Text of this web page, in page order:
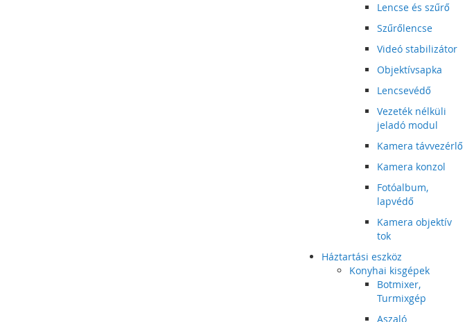
Lencse és szűrő
Szűrőlencse
Videó stabilizátor
Objektívsapka
Lencsevédő
Vezeték nélküli
jeladó modul
Kamera távvezérlő
Kamera konzol
Fotóalbum,
lapvédő
Kamera objektív
tok
Háztartási eszköz
Konyhai kisgépek
Botmixer,
Turmixgép
Aszaló